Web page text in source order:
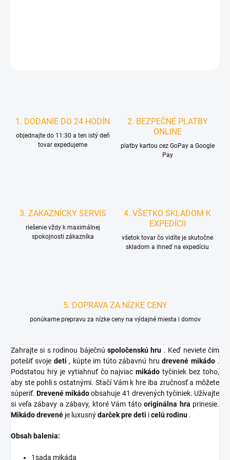
1. DODANIE DO 24 HODÍN
objednajte do 11:30 a ten istý deň
tovar expedujeme
2. BEZPEČNÉ PLATBY
ONLINE
platby kartou cez GoPay a Google
Pay
3. ZAKAZNÍCKY SERVIS
riešenie vždy k maximálnej
spokojnosti zákazníka
4. VŠETKO SKLADOM K
EXPEDÍCII
všetok tovar čo vidíte je skutočne
skladom a ihneď na expedíciu
5. DOPRAVA ZA NÍZKE CENY
ponúkame prepravu za nízke ceny na výdajné miesta i domov
Zahrajte si s rodinou báječnú spoločenskú hru . Keď neviete čím
potešiť svoje deti , kúpte im túto zábavnú hrudrevené mikádo.
Podstatou hry je vytiahnuť čo najviacmikádo tyčiniek bez toho,
aby ste pohli s ostatnými. Stačí Vám k hre iba zručnosť a môžete
súperiť.Drevené mikádoobsahuje 41 drevených tyčiniek. Užívajte
si veľa zábavy a zábavy, ktoré Vám táto originálna hra prinesie.
Mikádo drevené je luxusnýdarček pre deti icelú rodinu .
Obsah balenia:
1sada mikáda